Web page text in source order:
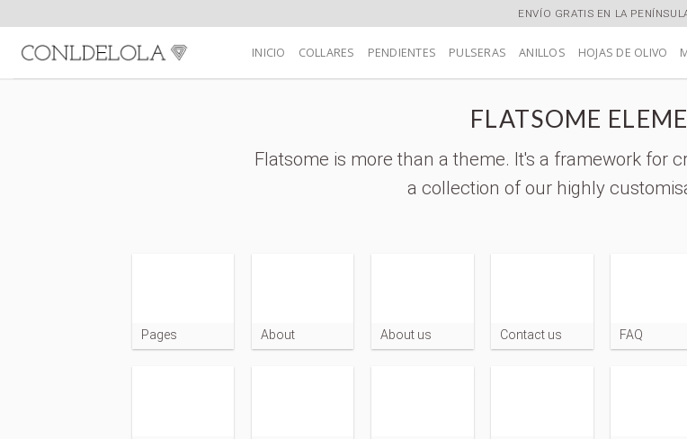
to
content
ENVÍO GRATIS EN LA
INICIO COLLARES PENDIENTES PULSERAS ANILLOS HOJAS DE OLIVO
FLATSOME
Flatsome is more than a theme. It's a framework for
a collection of our highly
Pages About About us Contact us FAQ